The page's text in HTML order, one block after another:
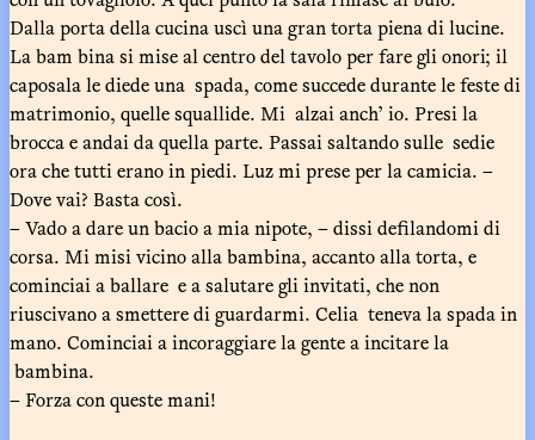
Dalla porta della cucina uscì una gran torta piena di lucine.
La bam bina si mise al centro del tavolo per fare gli onori; il
caposala le diede una spada, come succede durante le feste di
matrimonio, quelle squallide. Mi alzai anch’ io. Presi la
brocca e andai da quella parte. Passai saltando sulle sedie
ora che tutti erano in piedi. Luz mi prese per la camicia. –
Dove vai? Basta così.
– Vado a dare un bacio a mia nipote, – dissi defilandomi di
corsa. Mi misi vicino alla bambina, accanto alla torta, e
cominciai a ballare e a salutare gli invitati, che non
riuscivano a smettere di guardarmi. Celia teneva la spada in
mano. Cominciai a incoraggiare la gente a incitare la
bambina.
– Forza con queste mani!